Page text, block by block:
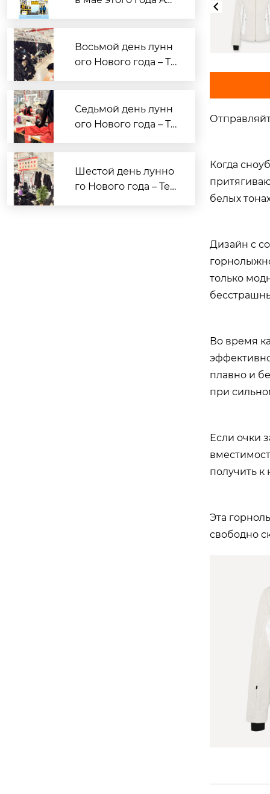
тивной и повседне
вной одежды.
ежда для активного
отдыха по индивиду
Восьмой день лунн
ого Нового года – Те
син ГарMENTS
Седьмой день лунн
ого Нового года – Те
син ГарMENTS
Шестой день лунно
го Нового года – Тек
Когда
белых
Дизайн с
только
Во время
плавно и
при
Если очки
получить к
Эта
свободно